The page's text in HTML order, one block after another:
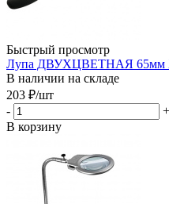
Быстрый просмотр
Лупа ДВУХЦВЕТНАЯ 65мм
В наличии на складе
203 ₽/шт
-
+
В корзину